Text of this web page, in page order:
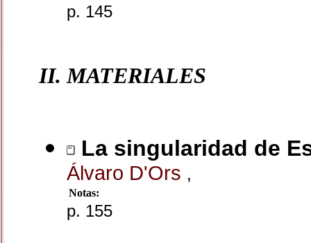
p. 145
II. MATERIALES
La singularidad de
Álvaro D'Ors ,
Notas:
p. 155